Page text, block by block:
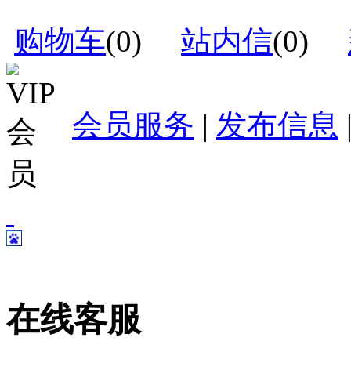
购物车(0) 站内信(0)
会员服务 | 发布信息
在线客服